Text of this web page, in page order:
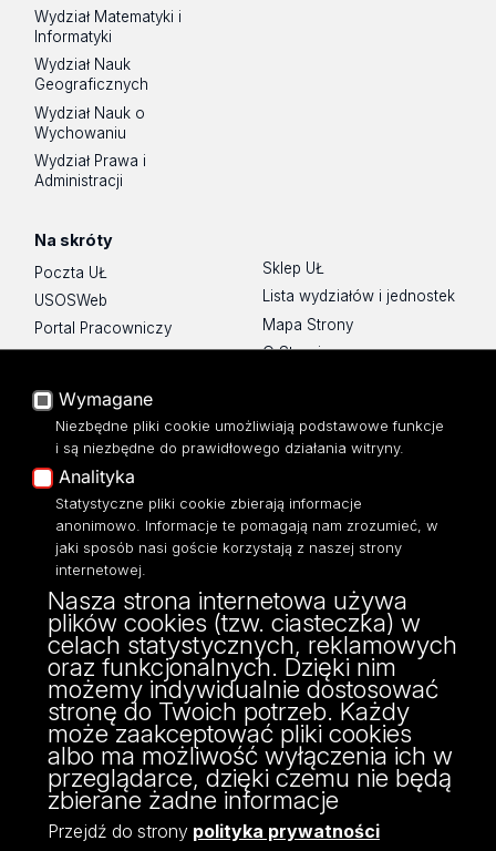
Wydział Matematyki i
Informatyki
Wydział Nauk
Geograficznych
Wydział Nauk o
Wychowaniu
Wydział Prawa i
Administracji
Na skróty
Poczta UŁ
USOSWeb
Portal Pracowniczy
Baza Aktów Własnych
Moodle
Eksperci UŁ
Polityka Prywatności
Dostępność
Sklep UŁ
Lista wydziałów i jednostek
Mapa Strony
O Stronie
ul. Narutowicza 68, 90-136 Łódź
NIP: 724 000 32 43
Adres do doręczeń elektronicznych (ADE):
AE:PL-74796-17640-IHHIV-17
KONTAKT
Wymagane
Niezbędne pliki cookie umożliwiają podstawowe funkcje
i są niezbędne do prawidłowego działania witryny.
Analityka
Statystyczne pliki cookie zbierają informacje
anonimowo. Informacje te pomagają nam zrozumieć, w
jaki sposób nasi goście korzystają z naszej strony
internetowej.
Nasza strona internetowa używa
plików cookies (tzw. ciasteczka) w
celach statystycznych, reklamowych
oraz funkcjonalnych. Dzięki nim
możemy indywidualnie dostosować
stronę do Twoich potrzeb. Każdy
może zaakceptować pliki cookies
albo ma możliwość wyłączenia ich w
przeglądarce, dzięki czemu nie będą
zbierane żadne informacje
Przejdź do strony polityka prywatności